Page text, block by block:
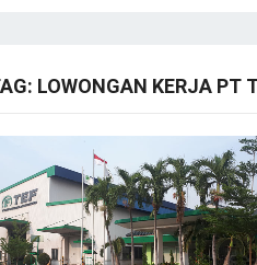
LOWONGAN KERJA PT